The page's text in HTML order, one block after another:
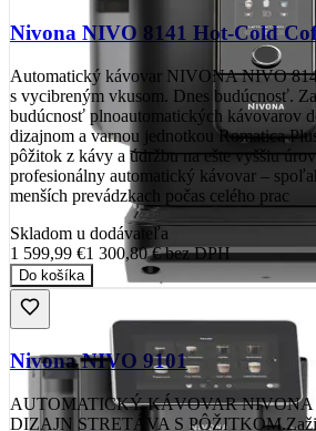
Nivona NIVO 8141 Hot-Cold
Automatický kávovar NIVONA NIVO
s vycibreným vkusom. Dnes budúcnosť.
budúcnosť plnoautomatických kávovarov
dizajnom a varnou jednotkou Romatica
pôžitok z kávy a údržbu na ešte vyššiu
profesionálny automatický kávovar –
menších prevádzkach počas celého prac
Skladom u dodávateľa
1 599,99 €1 300,80 €bez DPH
Do košíka
Nivona NIVO 9101
AUTOMATICKÝ KÁVOVAR NIVONA
DIZAJN STRETÁVA S